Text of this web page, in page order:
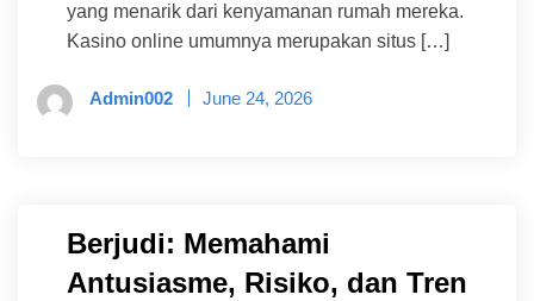
yang menarik dari kenyamanan rumah mereka.
Kasino online umumnya merupakan situs […]
Admin002 June 24, 2026
Berjudi: Memahami
Antusiasme, Risiko, dan Tren